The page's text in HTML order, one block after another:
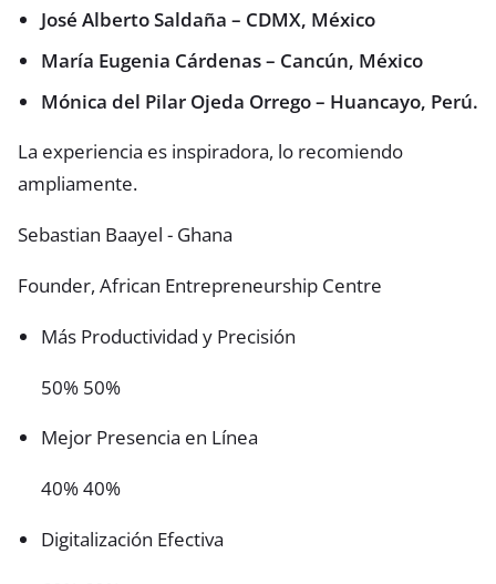
José Alberto Saldaña – CDMX, México
María Eugenia Cárdenas – Cancún, México
Mónica del Pilar Ojeda Orrego – Huancayo, Perú.
La experiencia es inspiradora, lo recomiendo
ampliamente.
Sebastian Baayel - Ghana
Founder, African Entrepreneurship Centre
Más Productividad y Precisión
50% 50%
Mejor Presencia en Línea
40% 40%
Digitalización Efectiva